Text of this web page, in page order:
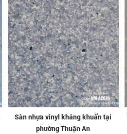
Sàn nhựa vinyl kháng khuẩn tại
phường Thuận An